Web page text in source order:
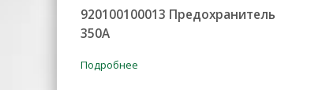
920100100013 Предохранитель
350А
Подробнее